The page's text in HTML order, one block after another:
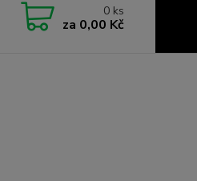
0 ks
za 0,00 Kč